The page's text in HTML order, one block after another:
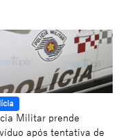
Militar prende
após tentativa de